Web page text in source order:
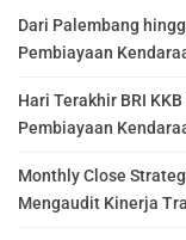
Dari Palembang
Pembiayaan
Hari Terakhir BRI
Pembiayaan
Monthly Close
Mengaudit Kinerja